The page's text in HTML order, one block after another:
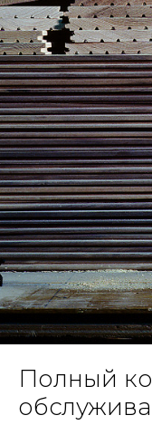
Полный